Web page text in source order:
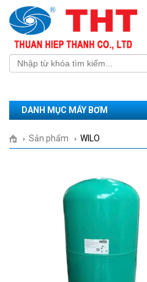
DANH MỤC MÁY BƠM
Sản phẩm WILO